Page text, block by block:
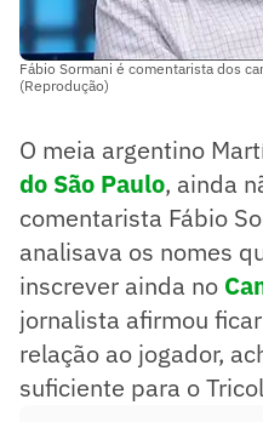
Fábio Sormani é comentarista dos
(Reprodução)
O meia argentino
do São Paulo, ainda
comentarista Fábio
analisava os nomes
inscrever ainda no
jornalista afirmou
relação ao jogador,
suficiente para o